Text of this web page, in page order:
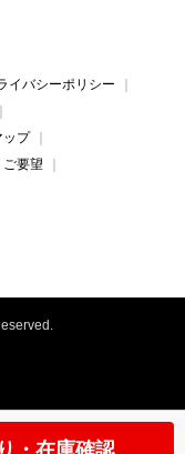
・在庫確認
イバシーポリシー
ップ
ご要望